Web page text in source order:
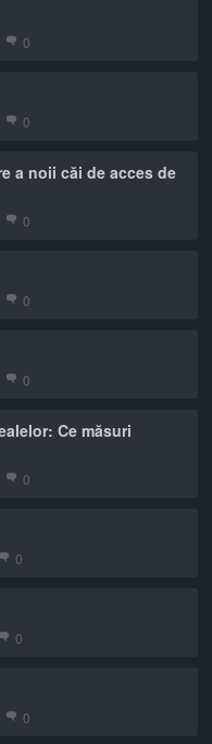
0
0
a noii căi de acces de
0
0
0
Ce măsuri
0
0
0
0